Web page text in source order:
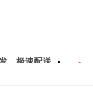
，极速配送